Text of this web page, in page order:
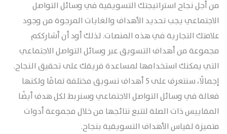
من أجل نجاح استراتيجتك التسويقية في وسائل التواصل
الاجتماعي يجب تحديد الأهداف والغايات المرجوة من وجود
علامتك التجارية في هذه المنصات. لذلك أود أن أشارككم
مجموعة من أهداف التسويق عبر وسائل التواصل الاجتماعي
التي يمكنك استخدامها لمساعدة فريقك على تحقيق النجاح.
إجمالًا، سنتعرف على 5 أهداف تسويق مختلفة تمامًا ولكنها
فعالة في وسائل التواصل الاجتماعي وسنربط لكل هدف أيضًا
المقاييس ذات الصلة لتتبع نتائجها من خلال مجموعة أدوات
متميزة لقياس الأهداف التسويقية بنجاح.